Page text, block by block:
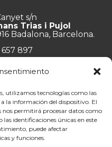
utilizamos tecnologías como las
la información del dispositivo. El
nos permitirá procesar datos como
identificaciones únicas en este
puede afectar
y funciones.
s/n
Trias i Pujol
Badalona, Barcelona.
897
nosotros